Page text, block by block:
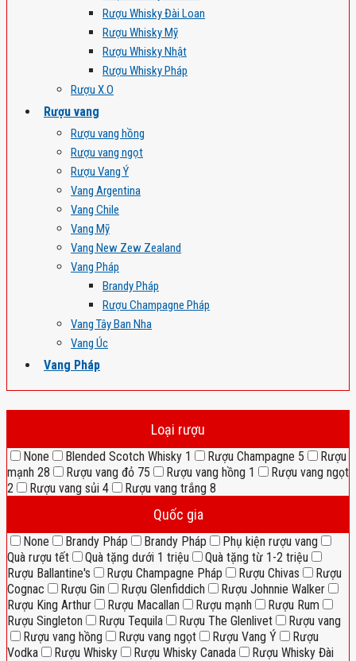
Rượu Whisky Đài Loan
Rượu Whisky Mỹ
Rượu Whisky Nhật
Rượu Whisky Pháp
Rượu X.O
Rượu vang
Rượu vang hồng
Rượu vang ngọt
Rượu Vang Ý
Vang Argentina
Vang Chile
Vang Mỹ
Vang New Zew Zealand
Vang Pháp
Brandy Pháp
Rượu Champagne Pháp
Vang Tây Ban Nha
Vang Úc
Vang Pháp
Loại rượu
None Blended Scotch Whisky 1 Rượu Champagne 5
Rượu
mạnh 28 Rượu vang đỏ 75 Rượu vang hồng 1
Rượu vang ngọt
2
Rượu vang sủi 4 Rượu vang trắng 8
Quốc gia
None Brandy Pháp Brandy Pháp
Phụ kiện rượu vang
Quà rượu tết
Quà tặng dưới 1 triệu
Quà tặng từ 1-2 triệu
Rượu Ballantine's
Rượu Champagne Pháp Rượu Chivas
Rượu
Cognac
Rượu Gin Rượu Glenfiddich
Rượu Johnnie Walker
Rượu King Arthur
Rượu Macallan Rượu mạnh
Rượu Rum
Rượu Singleton
Rượu Tequila Rượu The Glenlivet
Rượu vang
Rượu vang hồng
Rượu vang ngọt Rượu Vang Ý
Rượu
Vodka
Rượu Whisky Rượu Whisky Canada Rượu Whisky Đài